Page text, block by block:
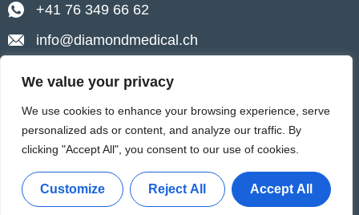
We value your privacy
We use cookies to enhance your browsing experience, serve
personalized ads or content, and analyze our traffic. By
clicking "Accept All", you consent to our use of cookies.
Customize Reject All Accept All
+41 76 349 66 62
info@diamondmedical.ch
Ascona, Via Baraggie 4
ImpressumInformativa sulla Privacy
Politica sui Cookie